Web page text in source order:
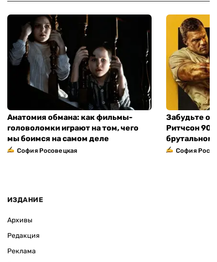
Анатомия обмана: как фильмы-
головоломки играют на том, чего
мы боимся на самом деле
София Росовецкая
Забудьте о
Ритчсон 90
брутальном
София
ИЗДАНИЕ
Архивы
Редакция
Реклама